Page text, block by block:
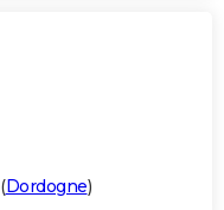
(Dordogne)